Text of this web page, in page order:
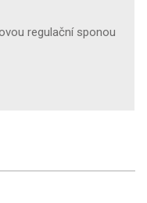
regulační sponou